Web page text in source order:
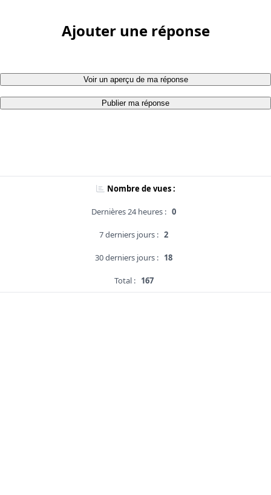
Ajouter une réponse
Voir un aperçu de ma réponse
Publier ma réponse
Nombre de vues :
Dernières 24 heures : 0
7 derniers jours : 2
30 derniers jours : 18
Total : 167